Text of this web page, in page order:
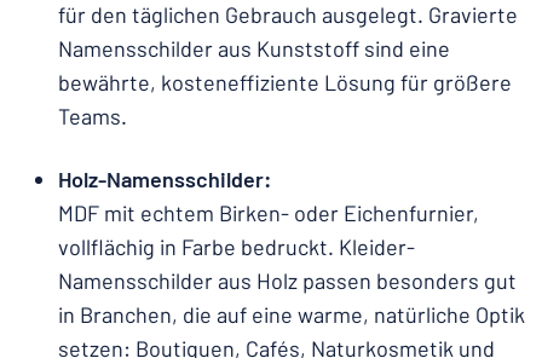
für den täglichen Gebrauch ausgelegt. Gravierte
Namensschilder aus Kunststoff sind eine
bewährte, kosteneffiziente Lösung für größere
Teams.
Holz-Namensschilder:
MDF mit echtem Birken- oder Eichenfurnier,
vollflächig in Farbe bedruckt. Kleider-
Namensschilder aus Holz passen besonders gut
in Branchen, die auf eine warme, natürliche Optik
setzen: Boutiquen, Cafés, Naturkosmetik und